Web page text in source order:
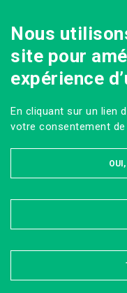
MENTIONS
Tous droits
Nous
site pour
expérience
En cliquant sur un lien
votre consentement